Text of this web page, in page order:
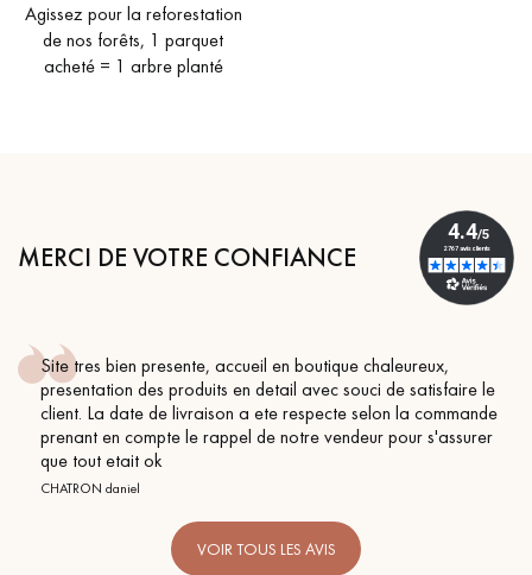
Agissez pour la reforestation
de nos forêts, 1 parquet
acheté = 1 arbre planté
MERCI DE VOTRE CONFIANCE
Site tres bien presente, accueil en boutique chaleureux,
presentation des produits en detail avec souci de satisfaire le
client. La date de livraison a ete respecte selon la commande
prenant en compte le rappel de notre vendeur pour s'assurer
que tout etait ok
CHATRON daniel
VOIR TOUS LES AVIS